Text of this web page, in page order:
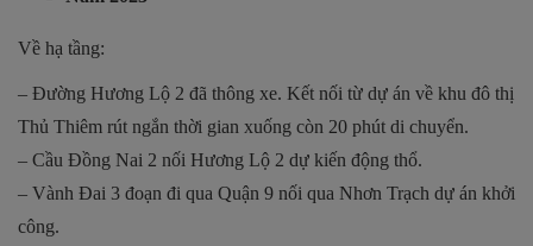
Về hạ tầng:
– Đường Hương Lộ 2 đã thông xe. Kết nối từ dự án về khu đô thị
Thủ Thiêm rút ngắn thời gian xuống còn 20 phút di chuyển.
– Cầu Đồng Nai 2 nối Hương Lộ 2 dự kiến động thổ.
– Vành Đai 3 đoạn đi qua Quận 9 nối qua Nhơn Trạch dự án khởi
công.